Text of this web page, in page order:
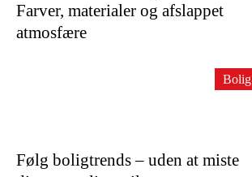
Farver, materialer og afslappet
atmosfære
Følg boligtrends – uden at miste
Bolig